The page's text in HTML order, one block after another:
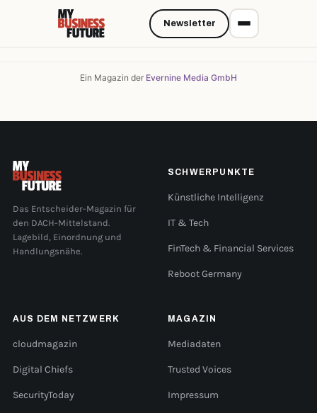
Ein Magazin der Evernine Media GmbH
Newsletter
Das Entscheider-Magazin für
den DACH-Mittelstand.
Lagebild, Einordnung und
Handlungsnähe.
SCHWERPUNKTE
Künstliche Intelligenz
IT & Tech
FinTech & Financial Services
Reboot Germany
AUS DEM NETZWERK
cloudmagazin
Digital Chiefs
SecurityToday
MAGAZIN
Mediadaten
Trusted Voices
Impressum